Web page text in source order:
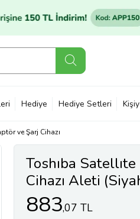
Hediye Hediye Setleri
ve Şarj Cihazı
Toshıba
Cihazı Aleti
883,07 TL